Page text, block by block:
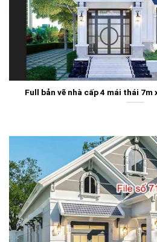
Full bản vẽ nhà cấp 4 mái thái